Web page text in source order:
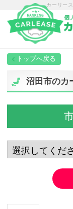
カーリー
トップページ
エリア別ラン
エリア別店舗
沼田市のカ